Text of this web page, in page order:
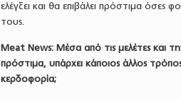
ελέγξει και θα επιβάλει πρόστιμα όσες
τους.
Meat News: Μέσα από τις μελέτες και
πρόστιμα, υπάρχει κάποιος άλλος
κερδοφορία;